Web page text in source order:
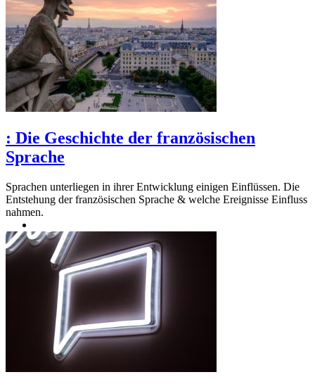
: Die Geschichte der französischen
Sprache
Sprachen unterliegen in ihrer Entwicklung einigen Einflüssen. Die
Entstehung der französischen Sprache & welche Ereignisse Einfluss
nahmen.